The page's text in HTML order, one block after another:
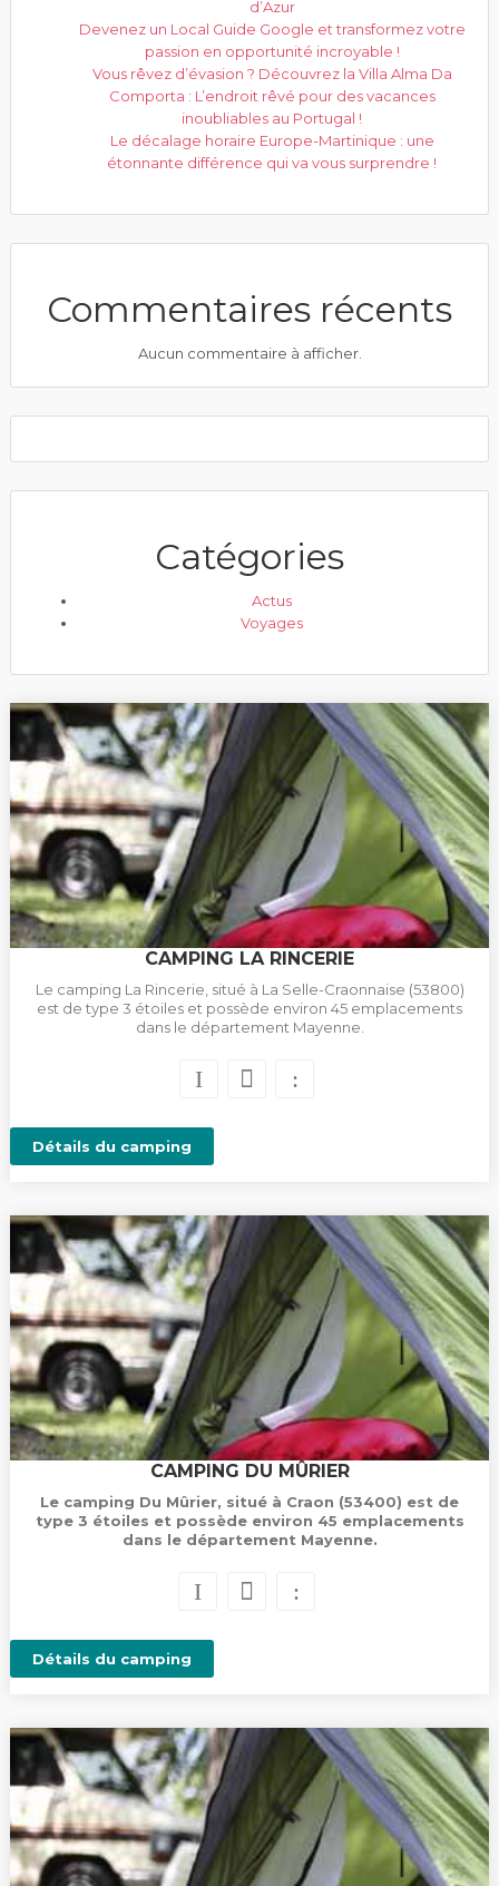
d’Azur
Devenez un Local Guide Google et transformez votre
passion en opportunité incroyable !
Vous rêvez d’évasion ? Découvrez la Villa Alma Da
Comporta : L’endroit rêvé pour des vacances
inoubliables au Portugal !
Le décalage horaire Europe-Martinique : une
étonnante différence qui va vous surprendre !
Commentaires récents
Aucun commentaire à afficher.
Catégories
Actus
Voyages
CAMPING LA RINCERIE
Le camping La Rincerie, situé à La Selle-Craonnaise (53800)
est de type 3 étoiles et possède environ 45 emplacements
dans le département Mayenne.
Détails du camping
CAMPING DU MÛRIER
Le camping Du Mûrier, situé à Craon (53400) est de
type 3 étoiles et possède environ 45 emplacements
dans le département Mayenne.
Détails du camping